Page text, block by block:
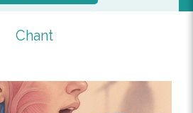
Chant